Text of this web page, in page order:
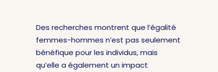
Des recherches montrent que l’égalité
femmes-hommes n’est pas seulement
bénéfique pour les individus, mais
qu’elle a également un impact